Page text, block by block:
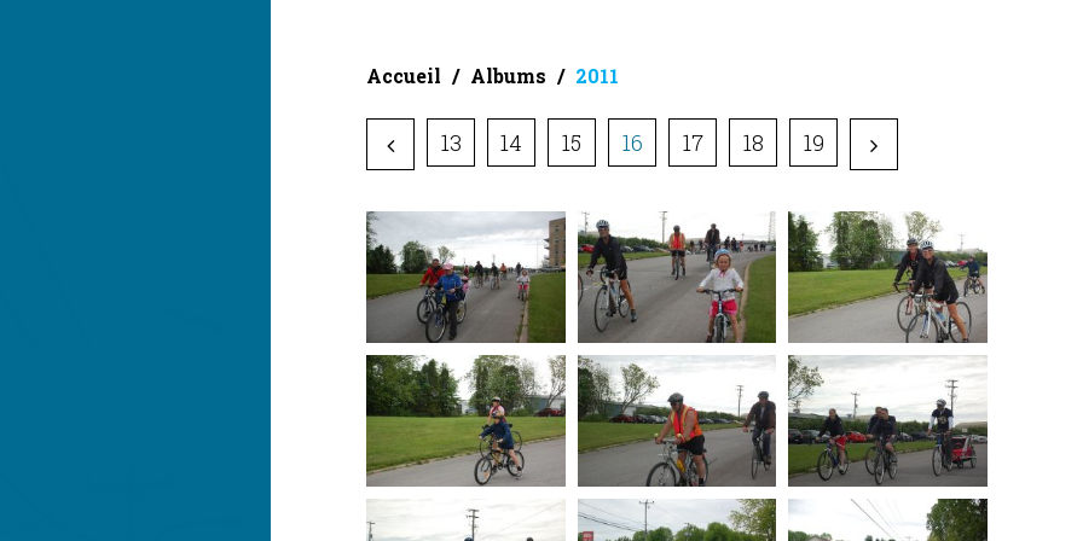
Accueil Albums 2011
13 14 15 16 17 18 19